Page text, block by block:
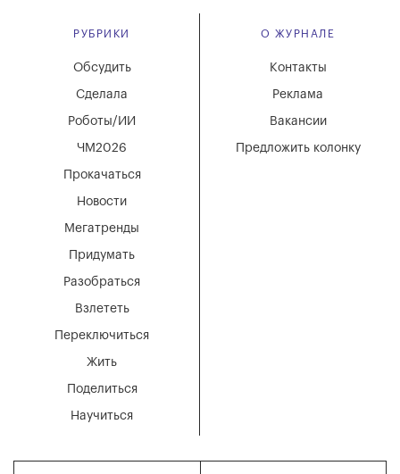
РУБРИКИ
Мегатренды
Придумать
Разобраться
Взлететь
Новости
Переключиться
Жить
Поделиться
Научиться
Обсудить
Сделала
Роботы/ИИ
ЧМ2026
Прокачаться
О ЖУРНАЛЕ
Вакансии
Реклама
Контакты
Предложить колонку